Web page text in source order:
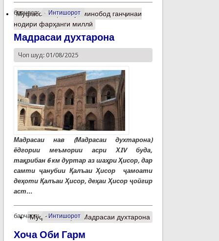
барчасп: Интишорот
Муфассалтаро Муъминобод ганҷинаи
нодири фарҳанги миллӣ
Мадрасаи духтарона
Чоп шуд: 01/08/2025
Мадрасаи нав (Мадрасаи духтарона)
ёдгории меъмории асри ХIV буда,
тақрибан 6 км дуртар аз шаҳри Ҳисор, дар
самти ҷанубии Қалъаи Ҳисор ҷамоати
деҳоти Қалъаи Ҳисор, деҳаи Ҳисор ҷойгир
аст...
барчасп: Интишорот
Муфассалтаро Мадрасаи духтарона
Хоча Оби Гарм